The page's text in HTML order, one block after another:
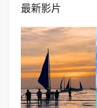
最新影片